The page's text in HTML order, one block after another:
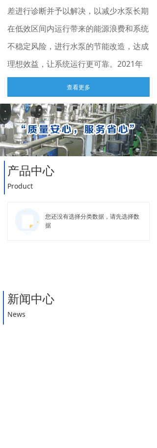
产品中心
Product
差进行诊断并予以解决，以减少水泵长期
在低效区间内运行带来的能源浪费和系统
不稳定风险，进行水泵的节能改造，达成
理想效益，让系统运行更可靠。2021年
博格曼（EagleBurgmann）合作，作为
其1688工业品平台官方专卖店的运营
商，专业代理机械密封及相关产品。通过
线上线下的有效沟通，更直接地为相关客
户提供产品销售、技术咨询与服务。
您还没有选择分类数据，请先选择数
据
新闻中心
News
产品中心
Products
查看更多